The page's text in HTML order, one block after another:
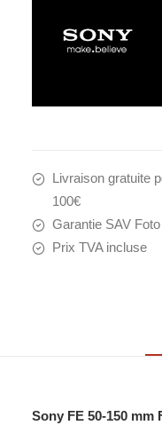
Livraison gratuite
100€
Garantie SAV
Prix TVA incluse
Sony FE 50-150 mm